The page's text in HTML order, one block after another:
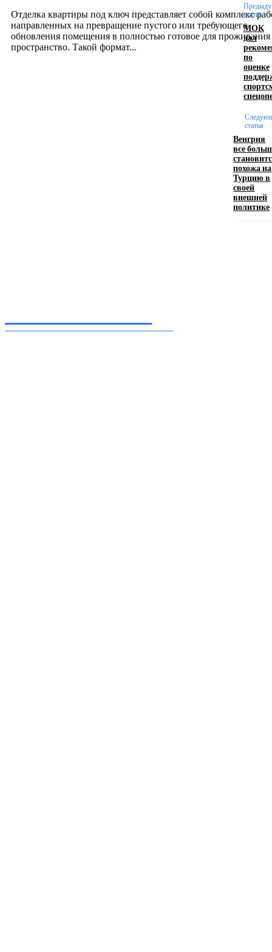
Отделка квартиры под ключ представляет собой комплекс
направленных на превращение пустого или требующего
обновления помещения в полностью готовое для проживания
пространство. Такой формат...
логотипом: эффективный инструмент бренда
Девушка в бокале: легендарный номер бурлеска
статья
МОК
дал
по
оценке
статья
Венгрия
все
похожа на
Турцию в
своей
внешней
политике